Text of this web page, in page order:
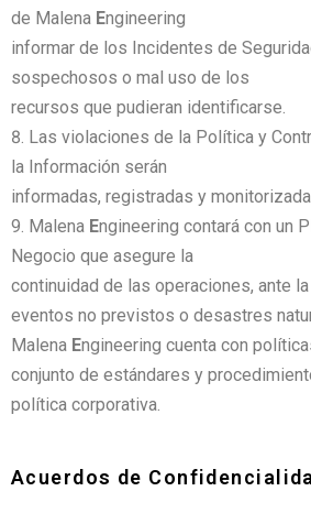
de Malena Engineering
informar de los Incidentes de
sospechosos o mal uso de los
recursos que pudieran identificarse.
Las violaciones de la Política y
la Información serán
informadas, registradas y
Malena Engineering contará con un
Negocio que asegure la
continuidad de las operaciones, ante
eventos no previstos o desastres
Malena Engineering cuenta con
conjunto de estándares y
política corporativa.
Acuerdos de